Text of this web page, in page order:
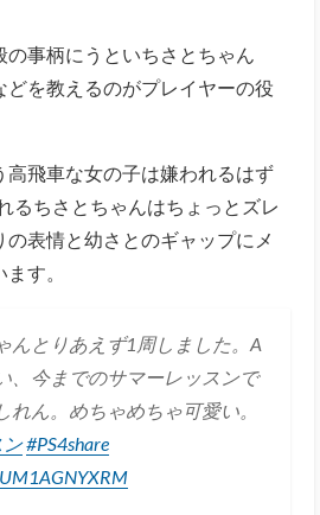
事柄にうといちさとちゃん
どを教えるのがプレイヤーの役
高飛車な女の子は嫌われるはず
るちさとちゃんはちょっとズレ
表情と幼さとのギャップにメ
す。
んとりあえず1周しました。A
、今までのサマーレッスンで
れん。めちゃめちゃ可愛い。
#PS4share